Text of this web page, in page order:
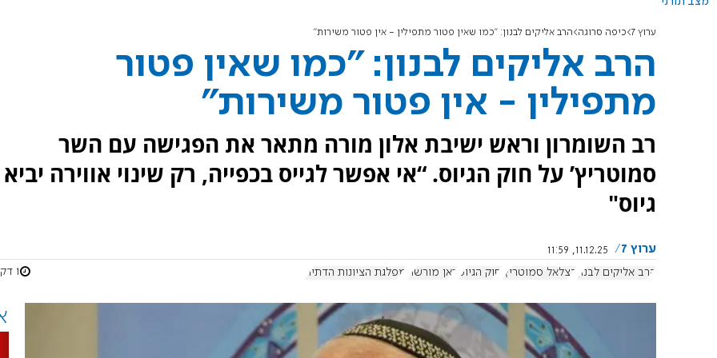
ערוץ 7 כיפה סרוגה הרב אליקים לבנון: "כמו שאין פטור מתפילין - אין פטור משירות"
הרב אליקים לבנון: "כמו שאין פטור
מתפילין - אין פטור משירות"
רב השומרון וראש ישיבת אלון מורה מתאר את הפגישה עם השר
סמוטריץ’ על חוק הגיוס. “אי אפשר לגייס בכפייה, רק שינוי אווירה יביא
גיוס"
ערוץ 7
11.12.25, 11:59
הרב אליקים לבנון
בצלאל סמוטריץ' חוק הגיוס כאן מורשת מפלגת הציונות הדתית 1 דקות